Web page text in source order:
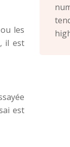
les
il est
est